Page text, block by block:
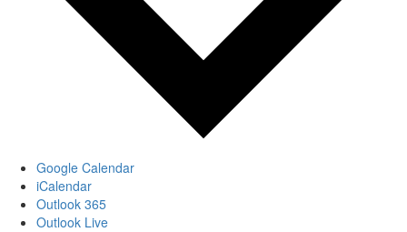
Google Calendar
iCalendar
Outlook 365
Outlook Live